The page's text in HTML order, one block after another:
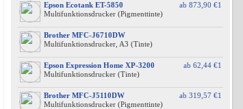
ab 873,90 €1
Epson Ecotank ET-5850
Multifunktionsdrucker (Pigmenttinte)
Brother MFC-J6710DW
Multifunktionsdrucker, A3 (Tinte)
ab 62,44 €1
Epson Expression Home XP-3200
Multifunktionsdrucker (Tinte)
ab 319,57 €1
Brother MFC-J5110DW
Multifunktionsdrucker (Pigmenttinte)